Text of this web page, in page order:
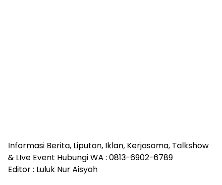
Informasi Berita, Liputan, Iklan, Kerjasama, Talkshow
& LIve Event Hubungi WA : 0813-6902-6789
Editor : Luluk Nur Aisyah